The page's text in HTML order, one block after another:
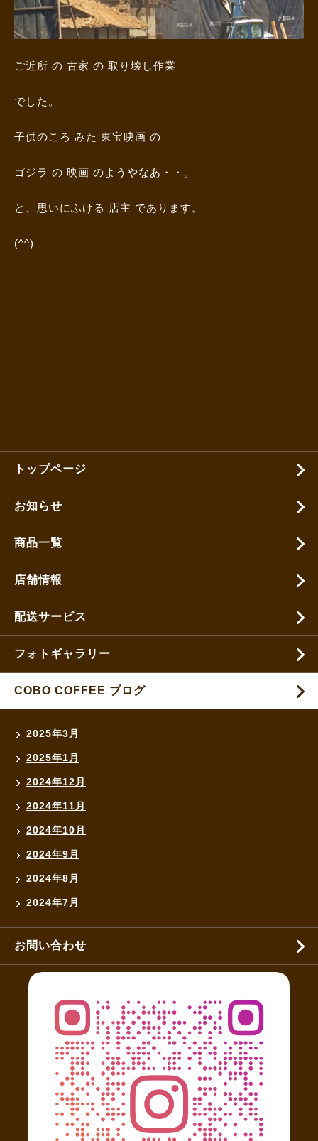
ご近所 の 古家 の 取り壊し作業
でした。
子供のころ みた 東宝映画 の
ゴジラ の 映画 のようやなあ・・。
と、思いにふける 店主 であります。
(^^)
トップページ
お知らせ
商品一覧
店舗情報
配送サービス
フォトギャラリー
COBO COFFEE ブログ
2025年3月
2025年1月
2024年12月
2024年11月
2024年10月
2024年9月
2024年8月
2024年7月
お問い合わせ